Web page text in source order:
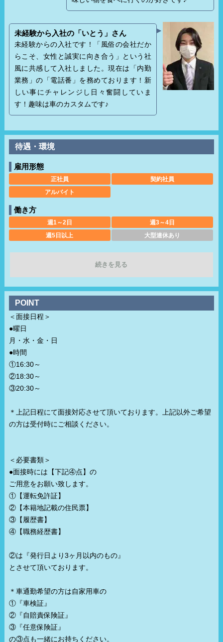
未経験から入社の「いとう」さん
未経験からの入社です！「風俗の会社だか
らこそ、女性と誠実に向き合う」という社
風に共感して入社しました。現在は「内勤
業務」の「電話番」を務めております！新
しい事にチャレンジし日々奮闘していま
す！趣味は車のカスタムです♪
待遇・環境
雇用形態
正社員
契約社員
アルバイト
働き方
週1～2日
週3～4日
週5日以上
大型連休あり
フルタイム
早朝勤務
残業なし
勤務開始日相談可
稼ぎ方
前払い可
待遇
無料駐車場あり
寮・社宅あり
研修あり
中･高齢者歓迎
女性歓迎
大学生歓迎
掛け持ち可
履歴書不要
車･バイク通勤可
入社祝い金支給
在宅ワーク可
続きを見る
POINT
＜面接日程＞
●曜日
月・水・金・日
●時間
①16:30～
②18:30～
③20:30～
＊上記日程にて面接対応させて頂いております。上記以外ご希望
の方は受付時にご相談ください。
＜必要書類＞
●面接時には【下記④点】の
ご用意をお願い致します。
①【運転免許証】
②【本籍地記載の住民票】
③【履歴書】
④【職務経歴書】
②は『発行日より3ヶ月以内のもの』
とさせて頂いております。
＊車通勤希望の方は自家用車の
①『車検証』
②『自賠責保険証』
③『任意保険証』
の③点も一緒にお持ちください。